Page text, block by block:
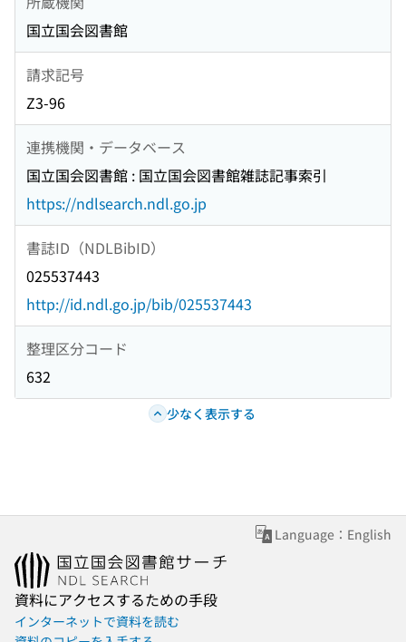
国立国会図書館
請求記号
Z3-96
連携機関・データベース
国立国会図書館 : 国立国会図書館雑誌記事索引
https://ndlsearch.ndl.go.jp
書誌ID（NDLBibID）
025537443
http://id.ndl.go.jp/bib/025537443
整理区分コード
632
少なく表示する
Language：English
資料にアクセスするための手段
インターネットで資料を読む